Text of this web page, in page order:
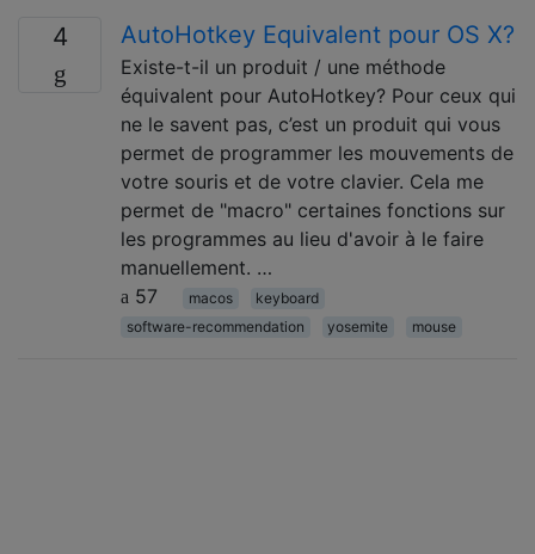
4 AutoHotkey Equivalent pour OS X?
Existe-t-il un produit / une méthode
équivalent pour AutoHotkey? Pour ceux qui
ne le savent pas, c’est un produit qui vous
permet de programmer les mouvements de
votre souris et de votre clavier. Cela me
permet de "macro" certaines fonctions sur
les programmes au lieu d'avoir à le faire
manuellement. …
57
macos
keyboard
software-recommendation
yosemite mouse